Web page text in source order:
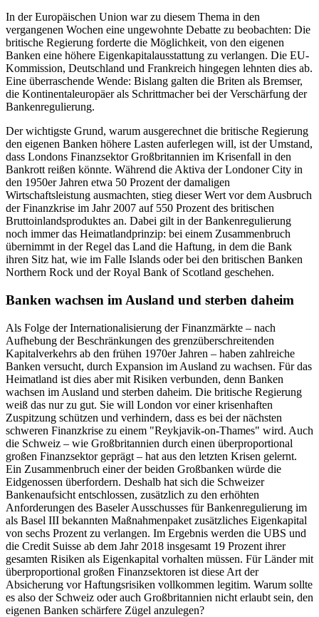
In der Europäischen Union war zu diesem Thema in den
vergangenen Wochen eine ungewohnte Debatte zu beobachten: Die
britische Regierung forderte die Möglichkeit, von den eigenen
Banken eine höhere Eigenkapitalausstattung zu verlangen. Die EU-
Kommission, Deutschland und Frankreich hingegen lehnten dies ab.
Eine überraschende Wende: Bislang galten die Briten als Bremser,
die Kontinentaleuropäer als Schrittmacher bei der Verschärfung der
Bankenregulierung.
Der wichtigste Grund, warum ausgerechnet die britische Regierung
den eigenen Banken höhere Lasten auferlegen will, ist der Umstand,
dass Londons Finanzsektor Großbritannien im Krisenfall in den
Bankrott reißen könnte. Während die Aktiva der Londoner City in
den 1950er Jahren etwa 50 Prozent der damaligen
Wirtschaftsleistung ausmachten, stieg dieser Wert vor dem Ausbruch
der Finanzkrise im Jahr 2007 auf 550 Prozent des britischen
Bruttoinlandsproduktes an. Dabei gilt in der Bankenregulierung
noch immer das Heimatlandprinzip: bei einem Zusammenbruch
übernimmt in der Regel das Land die Haftung, in dem die Bank
ihren Sitz hat, wie im Falle Islands oder bei den britischen Banken
Northern Rock und der Royal Bank of Scotland geschehen.
Banken wachsen im Ausland und sterben daheim
Als Folge der Internationalisierung der Finanzmärkte – nach
Aufhebung der Beschränkungen des grenzüberschreitenden
Kapitalverkehrs ab den frühen 1970er Jahren – haben zahlreiche
Banken versucht, durch Expansion im Ausland zu wachsen. Für das
Heimatland ist dies aber mit Risiken verbunden, denn Banken
wachsen im Ausland und sterben daheim. Die britische Regierung
weiß das nur zu gut. Sie will London vor einer krisenhaften
Zuspitzung schützen und verhindern, dass es bei der nächsten
schweren Finanzkrise zu einem "Reykjavik-on-Thames" wird. Auch
die Schweiz – wie Großbritannien durch einen überproportional
großen Finanzsektor geprägt – hat aus den letzten Krisen gelernt.
Ein Zusammenbruch einer der beiden Großbanken würde die
Eidgenossen überfordern. Deshalb hat sich die Schweizer
Bankenaufsicht entschlossen, zusätzlich zu den erhöhten
Anforderungen des Baseler Ausschusses für Bankenregulierung im
als Basel III bekannten Maßnahmenpaket zusätzliches Eigenkapital
von sechs Prozent zu verlangen. Im Ergebnis werden die UBS und
die Credit Suisse ab dem Jahr 2018 insgesamt 19 Prozent ihrer
gesamten Risiken als Eigenkapital vorhalten müssen. Für Länder mit
überproportional großen Finanzsektoren ist diese Art der
Absicherung vor Haftungsrisiken vollkommen legitim. Warum sollte
es also der Schweiz oder auch Großbritannien nicht erlaubt sein, den
eigenen Banken schärfere Zügel anzulegen?